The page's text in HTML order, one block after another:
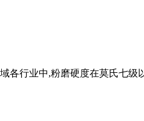
各行业中,粉磨硬度在莫氏七级